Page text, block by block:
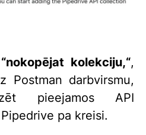
“nokopējat kolekciju,“,
Postman darbvirsmu,
pieejamos API
pa kreisi.